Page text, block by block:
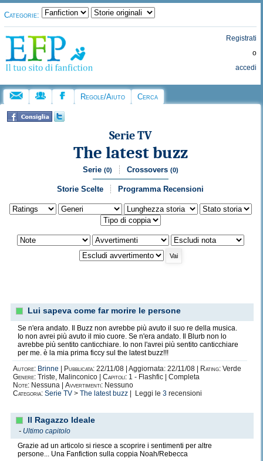
Categorie:
Registrati
o
accedi
Regole/Aiuto Cerca
Serie TV
The latest buzz
Serie (0) Crossovers (0)
Storie Scelte Programma Recensioni
Lui sapeva come far morire le persone
Se n'era andato. Il Buzz non avrebbe più avuto il suo re della musica.
Io non avrei più avuto il mio cuore. Se n'era andato. Il Blurb non lo
avrebbe più sentito canticchiare. Io non l'avrei più sentito canticchiare
per me. è la mia prima ficcy sul the latest buzz!!!
Autore: Brinne Pubblicata: 22/11/08 | Aggiornata: 22/11/08 | Rating: Verde
Genere: Triste, Malinconico | Capitoli: 1 - Flashfic | Completa
Note: Nessuna | Avvertimenti: Nessuno
Categoria: Serie TV > The latest buzz | Leggi le 3 recensioni
Il Ragazzo Ideale
- Ultimo capitolo
Grazie ad un articolo si riesce a scoprire i sentimenti per altre
persone... Una Fanfiction sulla coppia Noah/Rebecca